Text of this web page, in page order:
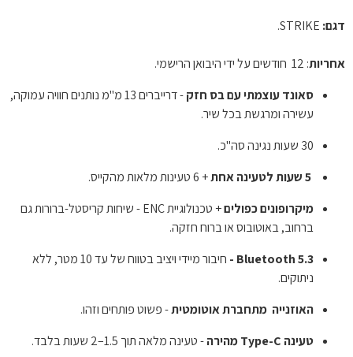
דגם:
אחריות: 12  חודשים על ידי היבואן הרישמי.
סאונד עוצמתי עם בס חזק
עשירה ומרגשת בכל שיר.
30 שעות נגינה סה"כ.
+ 6 טעינות מלאות מהקייס.
מיקרופונים כפולים
ברחוב, באוטובוס או ברוח חזקה.
Bluetooth 5.3 -
ניתוקים.
האוזנייה  מתחברת אוטומטית - פשוט פותחים וזהו.
טעינה Type-C מהירה
- טעינה מלאה תוך 1.5–2 שעות בלבד.